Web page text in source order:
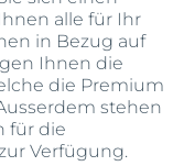
alle für Ihr
in Bezug auf
Ihnen die
die Premium
stehen
für die
Verfügung.